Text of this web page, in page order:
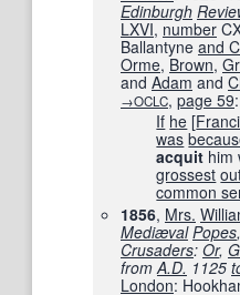
Edinburgh
LXVI, number
Ballantyne and
Orme, Brown,
and Adam and
→OCLC, page 59:
If he [
was
acquit him
grossest
common
1856, Mrs.
Mediæval Popes,
Crusaders: Or,
fromA.D. 1125
London: